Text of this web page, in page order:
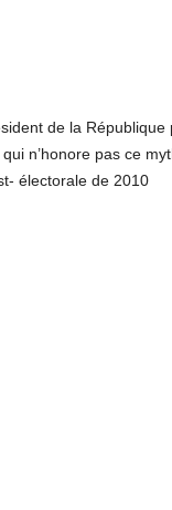
de la
n’honore pas ce
électorale de 2010